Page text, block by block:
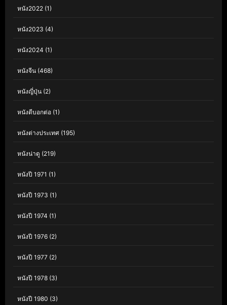
หนัง2022 (1)
หนัง2023 (4)
หนัง2024 (1)
หนังจีน (468)
หนังญี่ปุ่น (2)
หนังดีบอกต่อ (1)
หนังต่างประเทศ (195)
หนังน่าดู (219)
หนังปี 1971 (1)
หนังปี 1973 (1)
หนังปี 1974 (1)
หนังปี 1976 (2)
หนังปี 1977 (2)
หนังปี 1978 (3)
หนังปี 1980 (3)